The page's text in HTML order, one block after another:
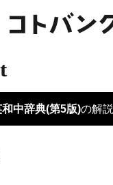
中辞典(第5版)の解説